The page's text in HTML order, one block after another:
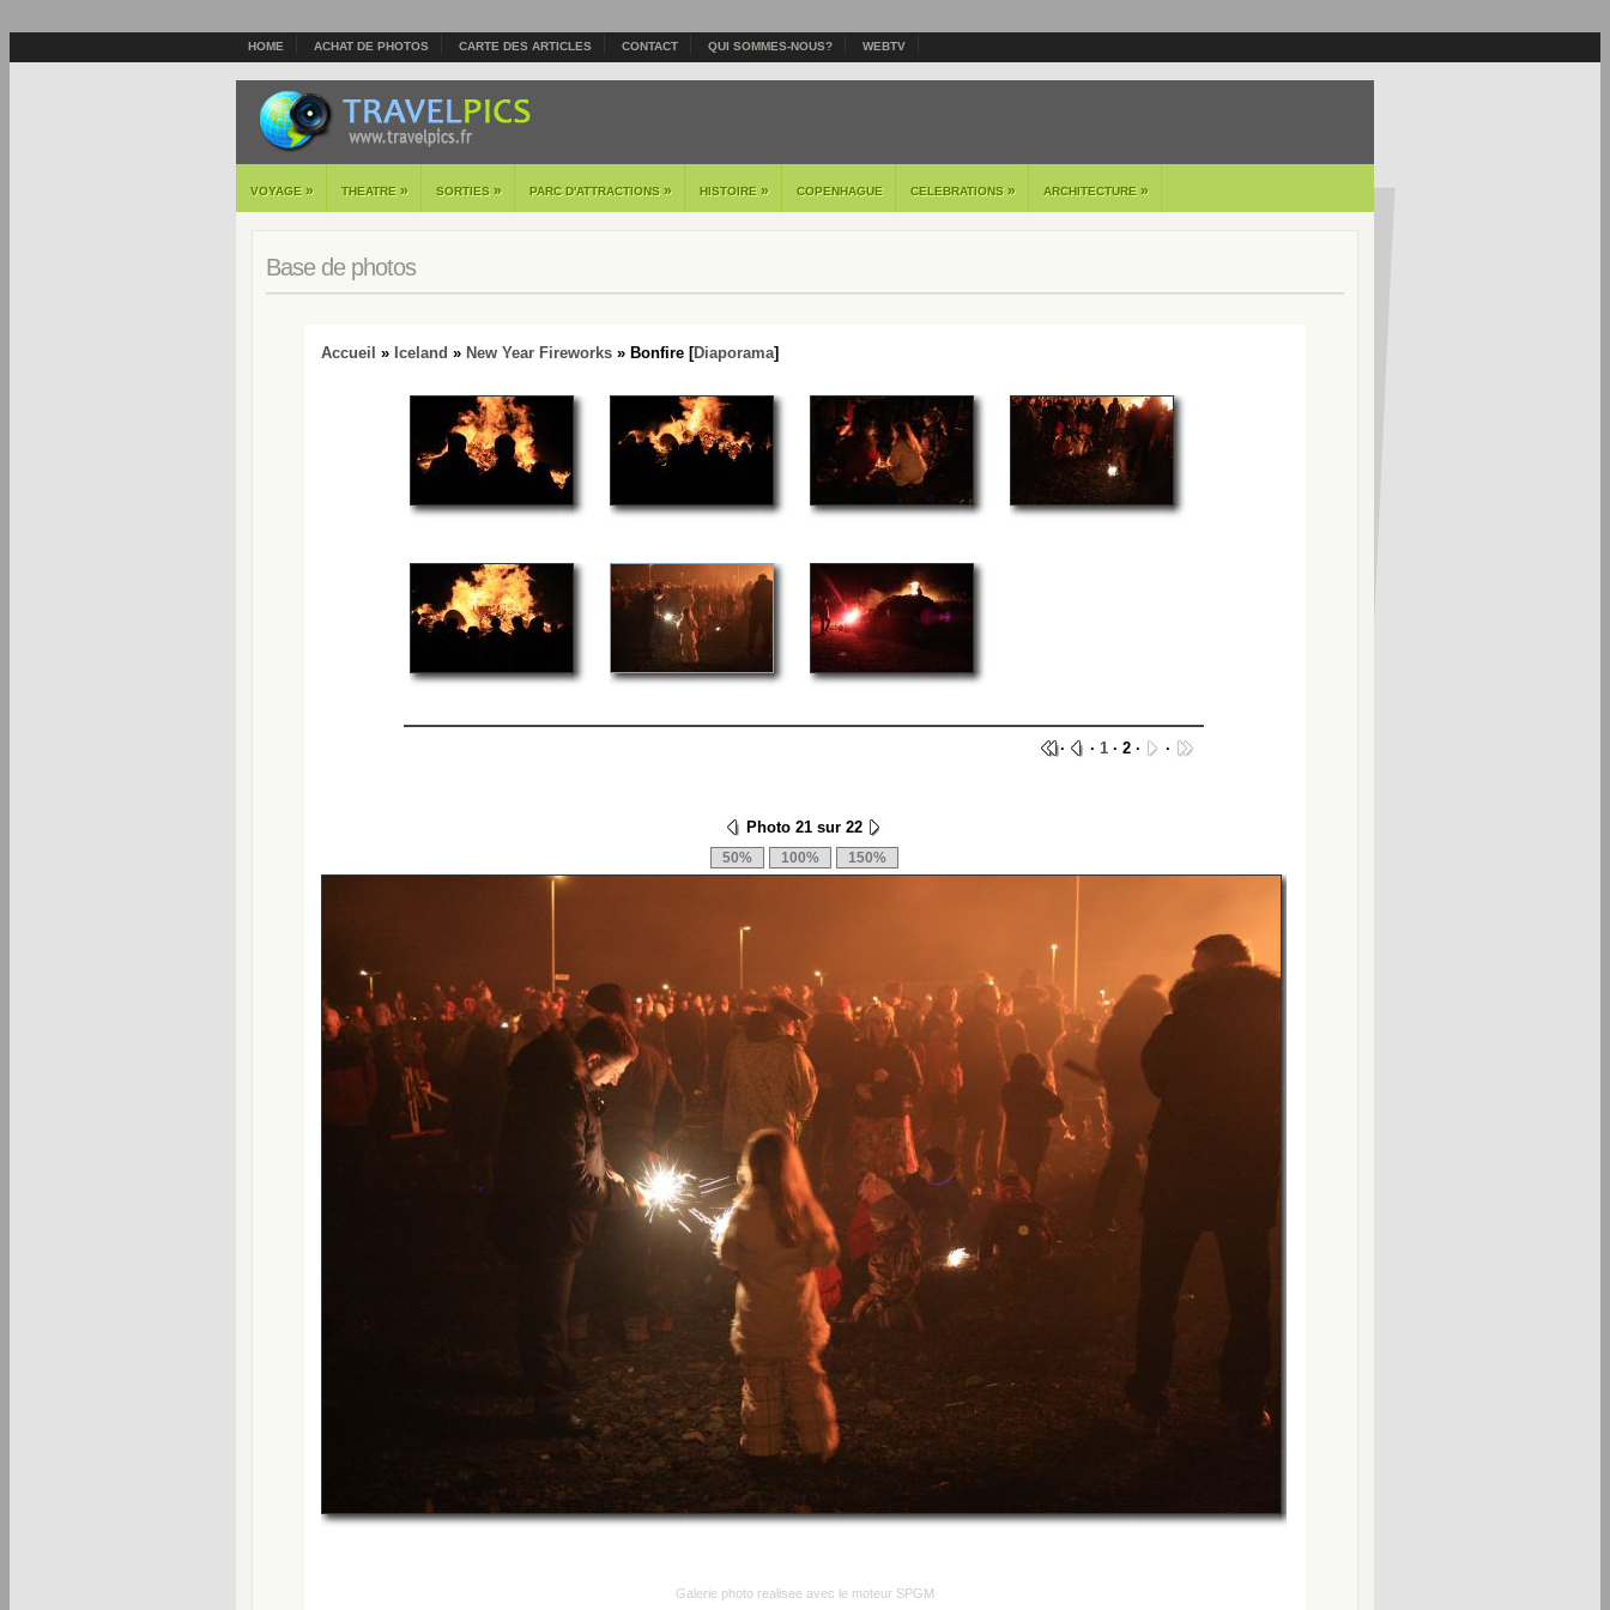
HOME ACHAT DE PHOTOS CARTE DES ARTICLES CONTACT QUI SOMMES-NOUS? WEBTV
VOYAGE » THEATRE » SORTIES » PARC D'ATTRACTIONS » HISTOIRE » COPENHAGUE CELEBRATIONS » ARCHITECTURE »
Base de photos
Accueil » Iceland » New Year Fireworks » Bonfire [Diaporama]
· · 1 · 2 · ·
Photo 21 sur 22
Galerie photo realisee avec le moteur SPGM